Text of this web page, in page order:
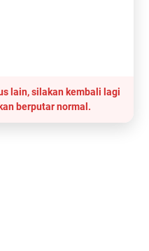
lain, silakan kembali lagi
berputar normal.